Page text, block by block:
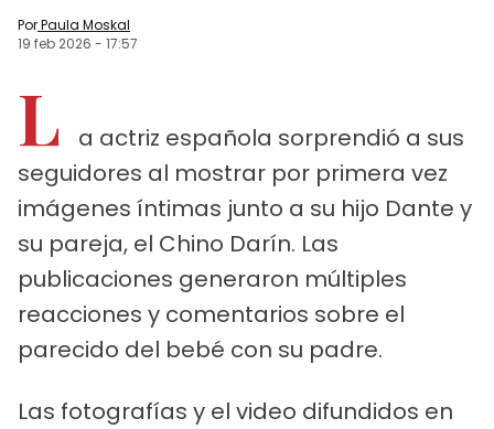
PorPaula Moskal
19 feb 2026 - 17:57
L
a actriz española sorprendió a sus
seguidores al mostrar por primera vez
imágenes íntimas junto a su hijo Dante y
su pareja, el Chino Darín. Las
publicaciones generaron múltiples
reacciones y comentarios sobre el
parecido del bebé con su padre.
Las fotografías y el video difundidos en